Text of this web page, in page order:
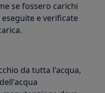
se fossero carichi
e verificate
da tutta l'acqua,